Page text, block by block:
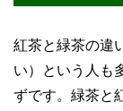
紅茶と緑茶の違
い）という人も
ずです。緑茶と